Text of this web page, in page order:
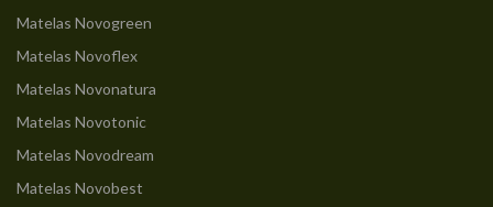
Matelas Novogreen
Matelas Novoflex
Matelas Novonatura
Matelas Novotonic
Matelas Novodream
Matelas Novobest